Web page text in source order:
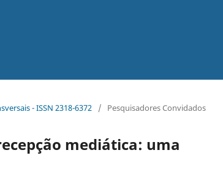
- ISSN 2318-6372 / Pesquisadores Convidados
mediática: uma